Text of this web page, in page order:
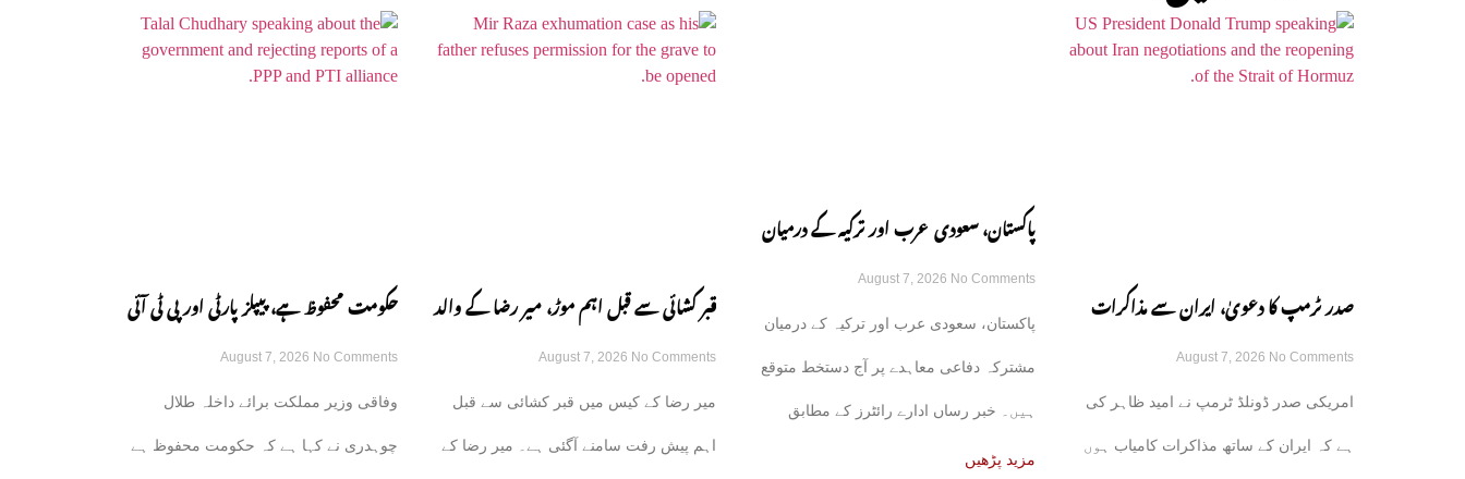
صدر ٹرمپ کا دعویٰ، ایران سے مذاکرات
کامیاب ہوں گے، آبنائے ہرمز جلد کھل جائے
August 7, 2026 No Comments
امریکی صدر ڈونلڈ ٹرمپ نے امید ظاہر کی
ہے کہ ایران کے ساتھ مذاکرات کامیاب ہوں
پاکستان، سعودی عرب اور ترکیہ کے درمیان
مشترکہ دفاعی معاہدہ آج متوقع
August 7, 2026 No Comments
پاکستان، سعودی عرب اور ترکیہ کے درمیان
مشترکہ دفاعی معاہدے پر آج دستخط متوقع
ہیں۔ خبر رساں ادارے رائٹرز کے مطابق
علاقائی ذرائع نے بتایا
مزید پڑھیں
قبر کشائی سے قبل اہم موڑ، میر رضا کے والد
نے اجازت دینے سے انکار کر دیا
August 7, 2026 No Comments
میر رضا کے کیس میں قبر کشائی سے قبل
اہم پیش رفت سامنے آگئی ہے۔ میر رضا کے
حکومت محفوظ ہے، پیپلز پارٹی اور پی ٹی آئی
کے اتحاد کی باتیں بے بنیاد ہیں: طلال چوہدری
August 7, 2026 No Comments
وفاقی وزیر مملکت برائے داخلہ طلال
چوہدری نے کہا ہے کہ حکومت محفوظ ہے